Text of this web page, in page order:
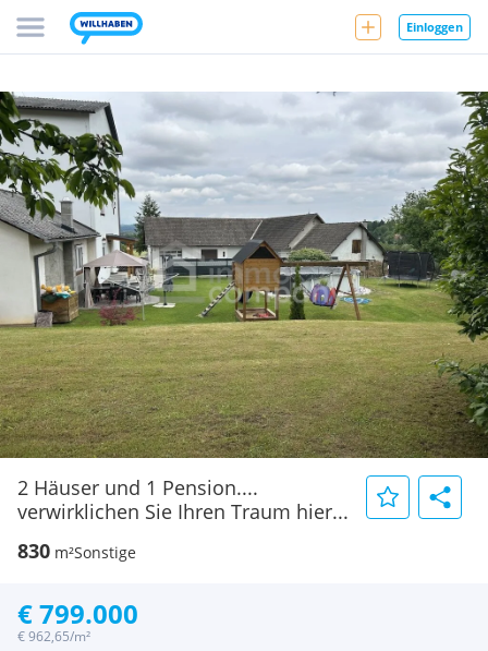
Einloggen
2 Häuser und 1 Pension....
verwirklichen Sie Ihren Traum hier...
830 m²Sonstige
€ 799.000
€ 962,65/m²